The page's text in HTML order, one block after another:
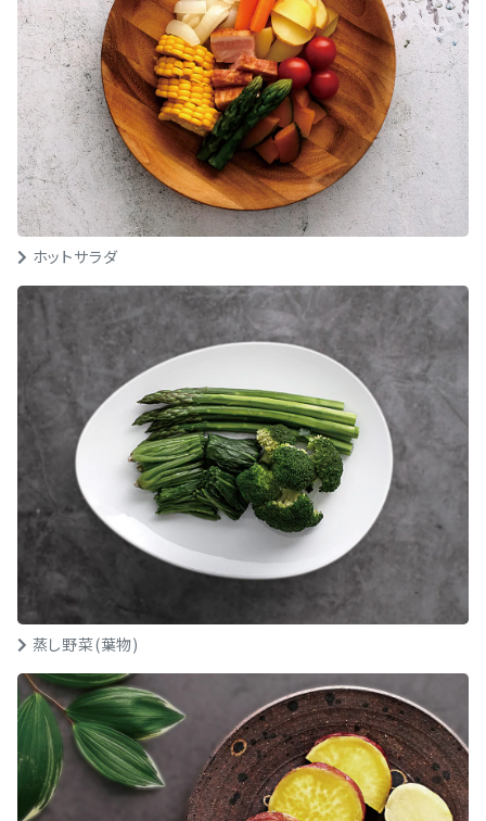
ホットサラダ
蒸し野菜(葉物)